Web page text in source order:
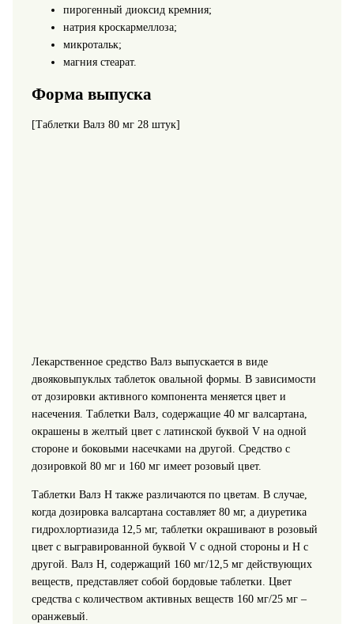
пирогенный диоксид кремния;
натрия кроскармеллоза;
микротальк;
магния стеарат.
Форма выпуска
[Таблетки Валз 80 мг 28 штук]
Лекарственное средство Валз выпускается в виде
двояковыпуклых таблеток овальной формы. В зависимости
от дозировки активного компонента меняется цвет и
насечения. Таблетки Валз, содержащие 40 мг валсартана,
окрашены в желтый цвет с латинской буквой V на одной
стороне и боковыми насечками на другой. Средство с
дозировкой 80 мг и 160 мг имеет розовый цвет.
Таблетки Валз Н также различаются по цветам. В случае,
когда дозировка валсартана составляет 80 мг, а диуретика
гидрохлортиазида 12,5 мг, таблетки окрашивают в розовый
цвет с выгравированной буквой V с одной стороны и Н с
другой. Валз Н, содержащий 160 мг/12,5 мг действующих
веществ, представляет собой бордовые таблетки. Цвет
средства с количеством активных веществ 160 мг/25 мг –
оранжевый.